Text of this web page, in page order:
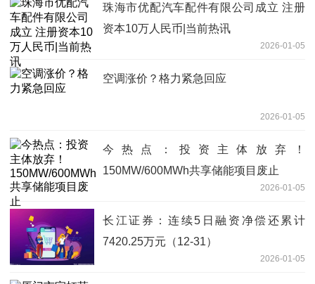
珠海市优配汽车配件有限公司成立 注册
资本10万人民币|当前热讯
2026-01-05
空调涨价？格力紧急回应
2026-01-05
今热点：投资主体放弃！
150MW/600MWh共享储能项目废止
2026-01-05
长江证券：连续5日融资净偿还累计
7420.25万元（12-31）
2026-01-05